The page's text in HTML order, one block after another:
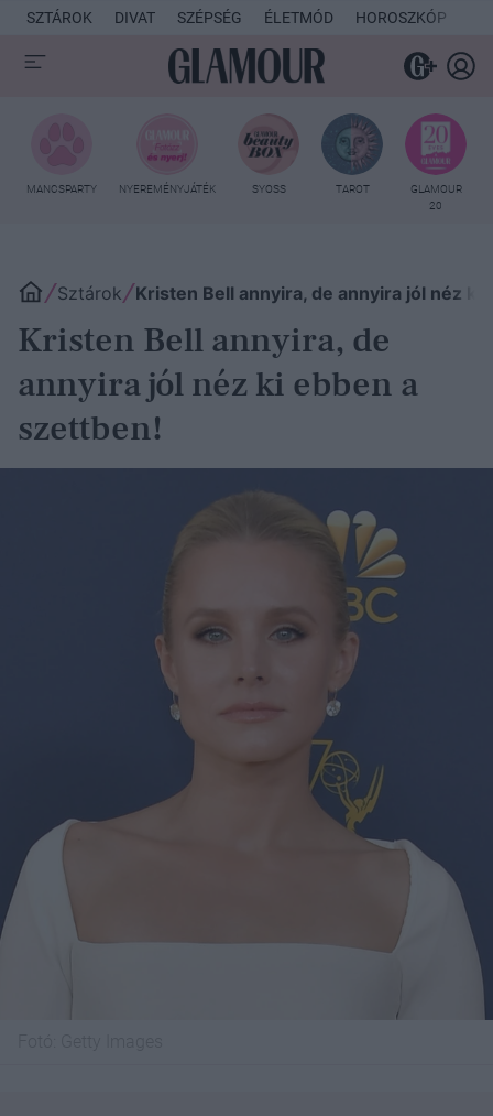
SZTÁROK DIVAT SZÉPSÉG ÉLETMÓD HOROSZKÓP
MANCSPARTY NYEREMÉNYJÁTÉK SYOSS TAROT
GLAMOUR
20
Sztárok Kristen Bell annyira, de annyira jól néz ki
Kristen Bell annyira, de
annyira jól néz ki ebben a
szettben!